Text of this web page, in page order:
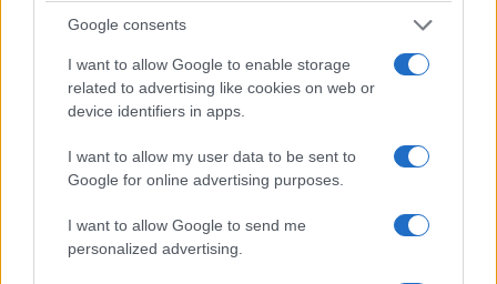
Google consents
I want to allow Google to enable storage
related to advertising like cookies on web or
device identifiers in apps.
I want to allow my user data to be sent to
Google for online advertising purposes.
I want to allow Google to send me
personalized advertising.
ΠΟΛΙΤΙΚΗ
52 χρόνια από την αποκατάσταση της
Δημοκρατίας: Τα μηνύματα του πολιτικού κόσμου